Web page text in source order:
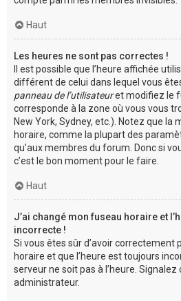
Haut
Les heures ne sont pas correctes !
Il est possible que l’heure affichée
différent de celui dans lequel vous
panneau de l’utilisateuret modifiez le
corresponde à la zone où vous vous
New York, Sydney, etc.). Notez que la
horaire, comme la plupart des
qu’aux membres du forum. Donc si
c’est le bon moment pour le faire.
Haut
J’ai changé mon fuseau horaire et
incorrecte !
Si vous êtes sûr d’avoir
horaire et que l’heure est toujours
serveur ne soit pas à l’heure. Signalez
administrateur.